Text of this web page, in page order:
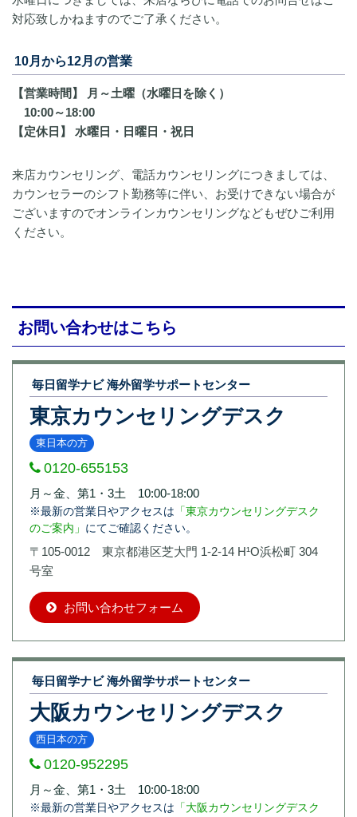
対応致しかねますのでご了承く ださい。
10月から12月の営業
【営業時間】 月～土曜（水曜日を除く）
10:00～18:00
【定休日】 水曜日・日曜日・祝日
来店カウンセリング、電話カウンセリングにつきましては、
カウンセラーのシフト勤務等に伴い、お受けできない場合が
ございますのでオンラインカウンセリングなどもぜひご利用
ください。
お問い合わせはこちら
毎日留学ナビ 海外留学サポートセンター
東京カウンセリングデスク
東日本の方
0120-655153
月～金、第1・3土 10:00-18:00
※最新の営業日やアクセスは 「東京カウンセリングデスク
のご案内」 にてご確認ください。
〒105-0012 東京都港区芝大門 1-2-14 H¹O浜松町 304
号室
お問い合わせフォーム
毎日留学ナビ 海外留学サポートセンター
大阪カウンセリングデスク
西日本の方
0120-952295
月～金、第1・3土 10:00-18:00
※最新の営業日やアクセスは 「大阪カウンセリングデスク